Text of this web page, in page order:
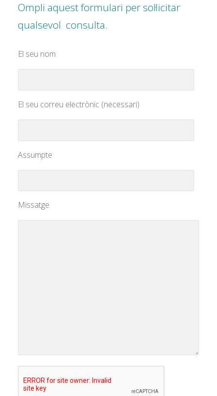
Ompli aquest formulari per sol·licitar
qualsevol consulta.
El seu nom
El seu correu electrònic (necessari)
Assumpte
Missatge